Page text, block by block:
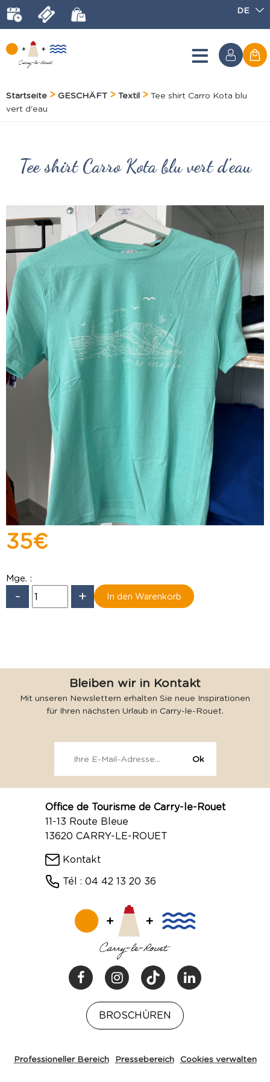
DE
Startseite GESCHÄFT Textil
Tee shirt Carro Kota blu
vert d'eau
Tee shirt Carro Kota blu vert d'eau
35 €
Mge. :
- +
Bleiben wir in Kontakt
Mit unseren Newslettern erhalten Sie neue Inspirationen
für Ihren nächsten Urlaub in Carry-le-Rouet.
Office de Tourisme de Carry-le-Rouet
11-13 Route Bleue
13620 CARRY-LE-ROUET
Kontakt
Tél : 04 42 13 20 36
BROSCHÜREN
Professioneller Bereich Pressebereich Cookies verwalten